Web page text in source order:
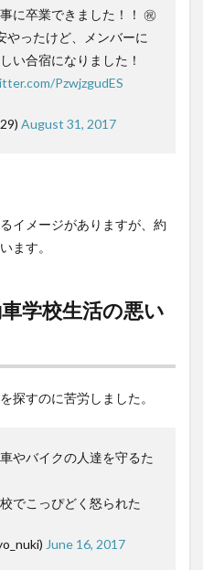
に卒業できました！！ ㊗️
やったけど、メンバーに
い合宿になりました！
PzwjzgudES
August 31, 2017
イメージがありますが、約
ます。
車学校生活の悪い
探すのに苦労しました。
やバイクの人達を守るた
でこっぴどく怒られた
June 16, 2017